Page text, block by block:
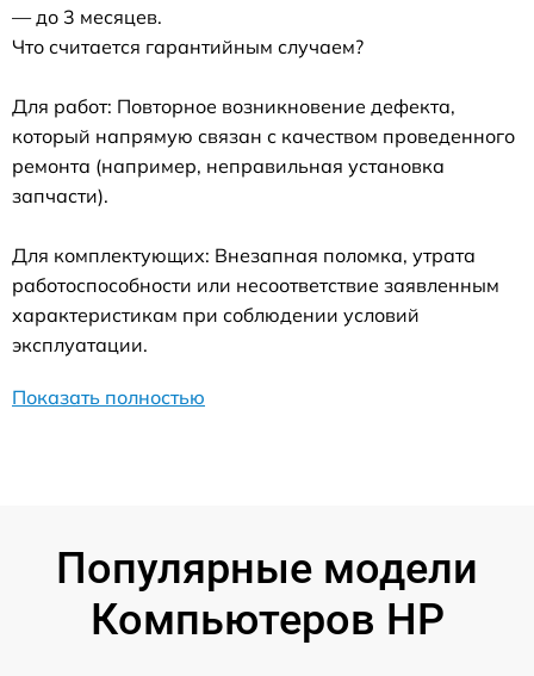
— до 3 месяцев.
Что считается гарантийным случаем?
Для работ: Повторное возникновение дефекта,
который напрямую связан с качеством проведенного
ремонта (например, неправильная установка
запчасти).
Для комплектующих: Внезапная поломка, утрата
работоспособности или несоответствие заявленным
характеристикам при соблюдении условий
эксплуатации.
Показать полностью
Популярные модели
Компьютеров HP